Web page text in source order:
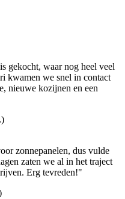
gekocht, waar nog heel veel
kwamen we snel in contact
nieuwe kozijnen en een
zonnepanelen, dus vulde
zaten we al in het traject
Erg tevreden!"